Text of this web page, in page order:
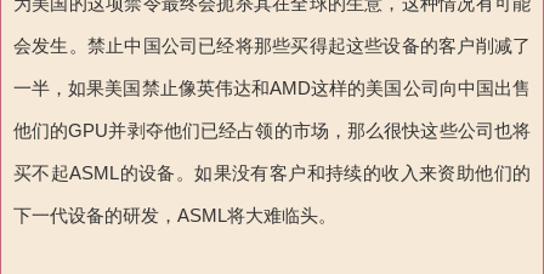
会发生。禁止中国公司已经将那些买得起这些设备的客户削减了
一半，如果美国禁止像英伟达和AMD这样的美国公司向中国出售
他们的GPU并剥夺他们已经占领的市场，那么很快这些公司也将
买不起ASML的设备。如果没有客户和持续的收入来资助他们的
下一代设备的研发，ASML将大难临头。